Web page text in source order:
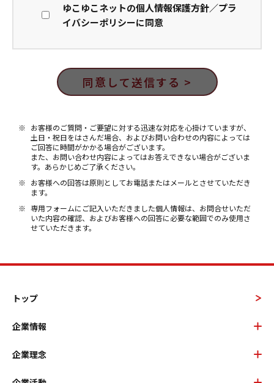
ゆこゆこネットの個人情報保護方針／プラ
イバシーポリシーに同意
お客様のご質問・ご要望に対する迅速な対応を心掛けていますが、
土日・祝日をはさんだ場合、およびお問い合わせの内容によっては
ご回答に時間がかかる場合がございます。
また、お問い合わせ内容によってはお答えできない場合がございま
す。あらかじめご了承ください。
お客様への回答は原則としてお電話またはメールとさせていただき
ます。
専用フォームにご記入いただきました個人情報は、お問合せいただ
いた内容の確認、およびお客様への回答に必要な範囲でのみ使用さ
せていただきます。
トップ
企業情報
企業理念